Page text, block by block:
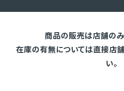
商品の販売は店舗のみ
在庫の有無については直接店
い。